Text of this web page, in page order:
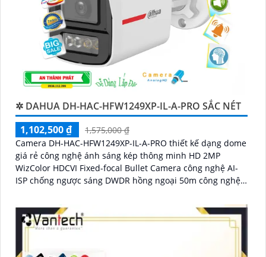
✲ DAHUA DH-HAC-HFW1249XP-IL-A-PRO SẮC NÉT
1,102,500 ₫
1,575,000 ₫
Camera DH-HAC-HFW1249XP-IL-A-PRO thiết kế dạng dome
giá rẻ công nghệ ánh sáng kép thông minh HD 2MP
WizColor HDCVI Fixed-focal Bullet Camera công nghệ AI-
ISP chống ngược sáng DWDR hồng ngoại 50m công nghệ
kho hàng nhà xưởng